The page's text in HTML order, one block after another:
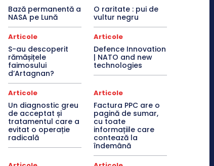
Bază permanentă a
NASA pe Lună
O raritate : pui de
vultur negru
Articole
S-au descoperit
rămășițele
faimosului
d’Artagnan?
Articole
Defence Innovation
| NATO and new
technologies
Articole
Un diagnostic greu
de acceptat și
tratamentul care a
evitat o operație
radicală
Articole
Factura PPC are o
pagină de sumar,
cu toate
informațiile care
contează la
îndemână